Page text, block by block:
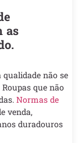
as
qualidade não se
que não
Normas de
venda,
duradouros